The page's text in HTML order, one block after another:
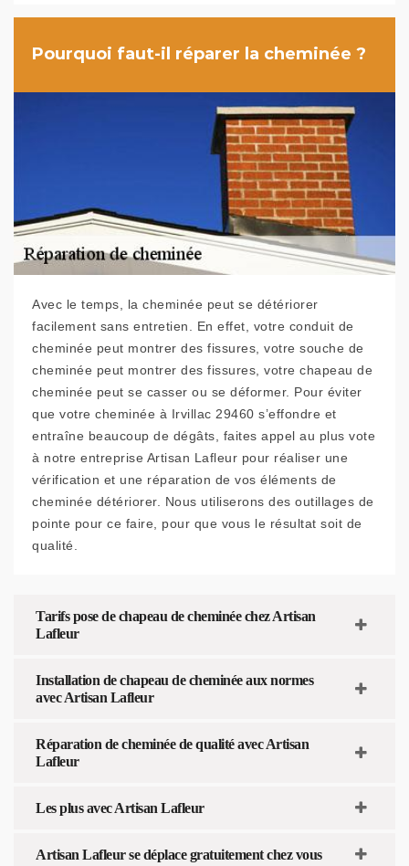
Pourquoi faut-il réparer la cheminée ?
Avec le temps, la cheminée peut se détériorer
facilement sans entretien. En effet, votre conduit de
cheminée peut montrer des fissures, votre souche de
cheminée peut montrer des fissures, votre chapeau de
cheminée peut se casser ou se déformer. Pour éviter
que votre cheminée à Irvillac 29460 s’effondre et
entraîne beaucoup de dégâts, faites appel au plus vote
à notre entreprise Artisan Lafleur pour réaliser une
vérification et une réparation de vos éléments de
cheminée détériorer. Nous utiliserons des outillages de
pointe pour ce faire, pour que vous le résultat soit de
qualité.
Tarifs pose de chapeau de cheminée chez Artisan
Lafleur
Installation de chapeau de cheminée aux normes
avec Artisan Lafleur
Réparation de cheminée de qualité avec Artisan
Lafleur
Les plus avec Artisan Lafleur
Artisan Lafleur se déplace gratuitement chez vous